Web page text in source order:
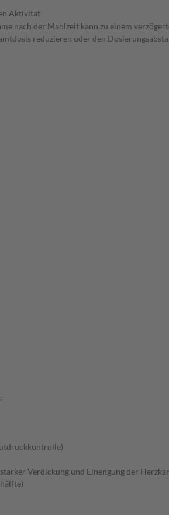
Aktivität
nach der Mahlzeit kann zu einem
reduzieren oder den
Verdickung und Einengung der